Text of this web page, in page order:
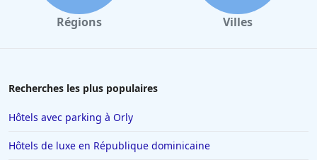
Hôtels au Touquet-Paris-Plage
Hôtels au Lavandou
Régions Villes
Recherches les plus populaires
Hôtels avec parking à Orly
Hôtels de luxe en République dominicaine